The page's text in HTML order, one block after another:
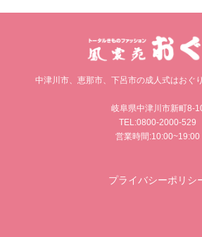
中津川市、恵那市、下呂市の成人式はおぐ
岐阜県中津川市新町8-
TEL:0800-2000-529
営業時間:10:00~19:00
プライバシーポリシ